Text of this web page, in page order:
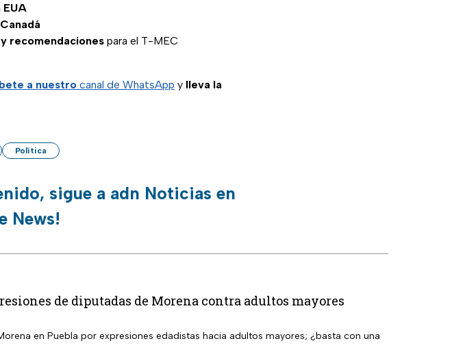
EUA
recomendaciones para el T-MEC
a nuestro canal de WhatsApp y lleva la
Política
sigue a adn Noticias en
News!
de diputadas de Morena contra adultos mayores
en Puebla por expresiones edadistas hacia adultos mayores; ¿basta con una